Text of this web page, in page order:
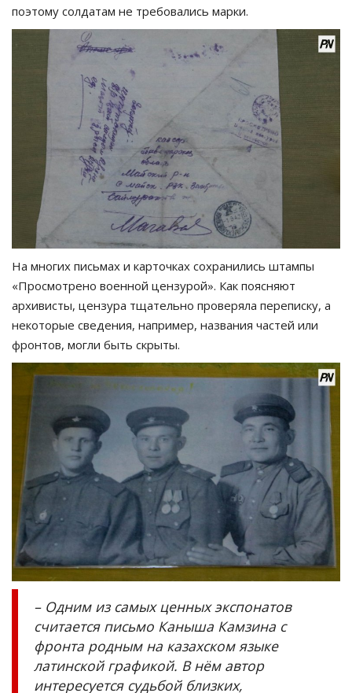
поэтому солдатам не требовались марки.
На многих письмах и карточках сохранились штампы
«Просмотрено военной цензурой». Как поясняют
архивисты, цензура тщательно проверяла переписку, а
некоторые сведения, например, названия частей или
фронтов, могли быть скрыты.
– Одним из самых ценных экспонатов
считается письмо Каныша Камзина с
фронта родным на казахском языке
латинской графикой. В нём автор
интересуется судьбой близких,